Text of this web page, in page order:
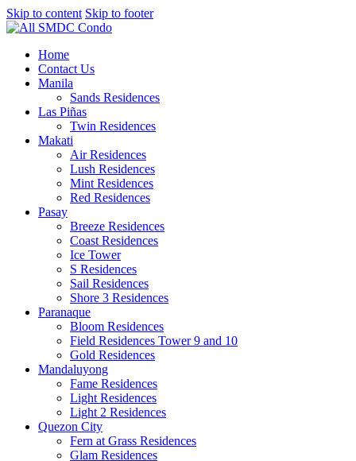
Skip to content Skip to footer
Home
Contact Us
Manila
Sands Residences
Las Piñas
Twin Residences
Makati
Air Residences
Lush Residences
Mint Residences
Red Residences
Pasay
Breeze Residences
Coast Residences
Ice Tower
S Residences
Sail Residences
Shore 3 Residences
Paranaque
Bloom Residences
Field Residences Tower 9 and 10
Gold Residences
Mandaluyong
Fame Residences
Light Residences
Light 2 Residences
Quezon City
Fern at Grass Residences
Glam Residences